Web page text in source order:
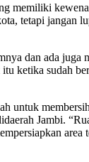
memiliki
tetapi jangan
dan ada
ketika sudah
untuk
Jambi.
area